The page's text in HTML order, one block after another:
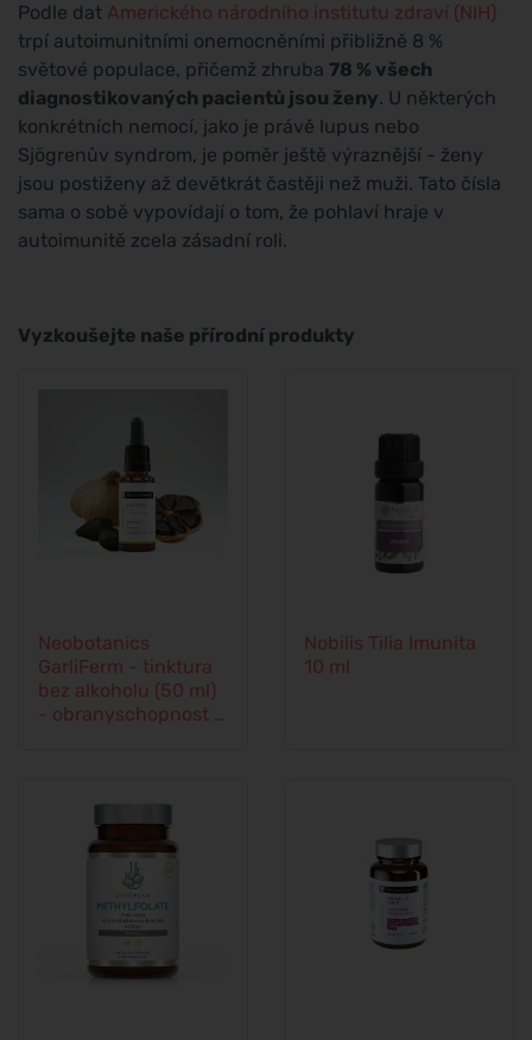
Podle dat Amerického národního institutu zdraví (NIH)
trpí autoimunitními onemocněními přibližně 8 %
světové populace, přičemž zhruba 78 % všech
diagnostikovaných pacientů jsou ženy. U některých
konkrétních nemocí, jako je právě lupus nebo
Sjögrenův syndrom, je poměr ještě výraznější - ženy
jsou postiženy až devětkrát častěji než muži. Tato čísla
sama o sobě vypovídají o tom, že pohlaví hraje v
autoimunitě zcela zásadní roli.
Vyzkoušejte naše přírodní produkty
Neobotanics
GarliFerm - tinktura
bez alkoholu (50 ml)
- obranyschopnost a
Nobilis Tilia Imunita
10 ml